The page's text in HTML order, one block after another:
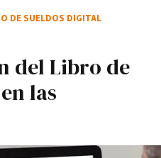
del Libro de
las
DE SUELDOS DIGITAL